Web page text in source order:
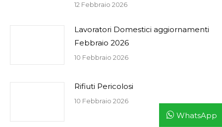
12 Febbraio 2026
Lavoratori Domestici aggiornamenti
Febbraio 2026
10 Febbraio 2026
Rifiuti Pericolosi
10 Febbraio 2026
WhatsApp